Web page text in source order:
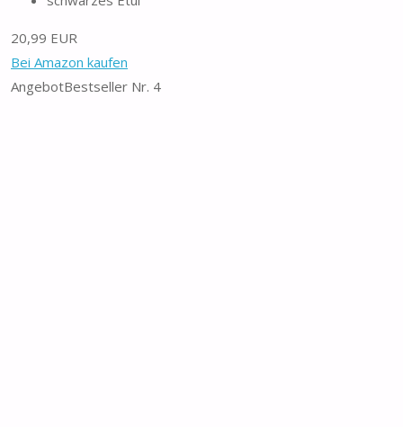
20,99 EUR
Bei Amazon kaufen
AngebotBestseller Nr. 4